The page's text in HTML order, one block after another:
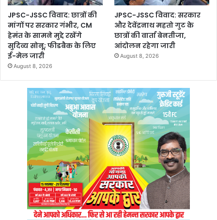
JPSC-JSSC विवाद: छात्रों की
मांगों पर सरकार गंभीर, CM
हेमंत के सामने मुद्दे रखेंगे
सुदिव्य सोनू; फीडबैक के लिए
ई-मेल जारी
August 8, 2026
JPSC-JSSC विवाद: सरकार
और देवेंद्रनाथ महतो गुट के
छात्रों की वार्ता बेनतीजा,
आंदोलन रहेगा जारी
August 8, 2026